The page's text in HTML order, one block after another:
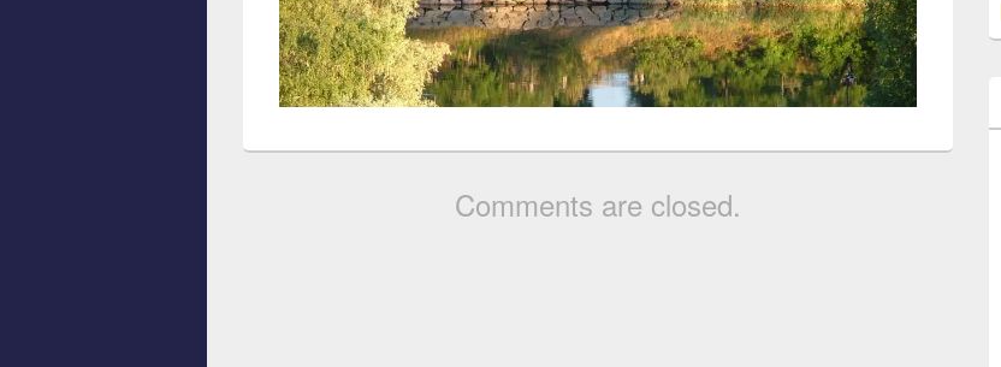
Comments are closed.